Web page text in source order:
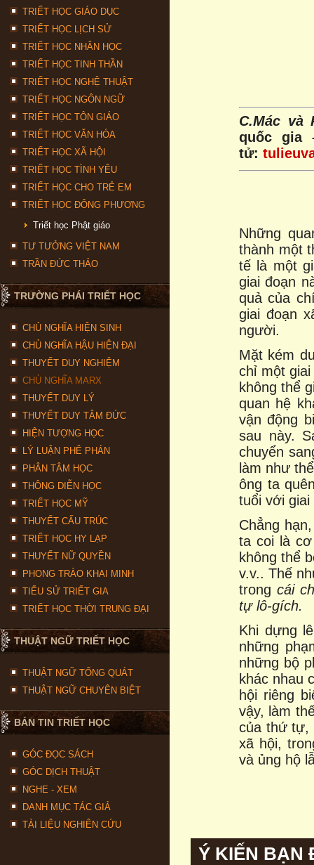
TRIẾT HỌC GIÁO DỤC
TRIẾT HỌC LỊCH SỬ
TRIẾT HỌC NHÂN HỌC
TRIẾT HỌC TINH THẦN
TRIẾT HỌC NGHỆ THUẬT
TRIẾT HỌC NGÔN NGỮ
TRIẾT HỌC TÔN GIÁO
TRIẾT HỌC VĂN HÓA
TRIẾT HỌC XÃ HỘI
TRIẾT HỌC TÌNH YÊU
TRIẾT HỌC CHO TRẺ EM
TRIẾT HỌC ĐÔNG PHƯƠNG
Triết học Phật giáo
TƯ TƯỞNG VIỆT NAM
TRẦN ĐỨC THẢO
TRƯỜNG PHÁI TRIẾT HỌC
CHỦ NGHĨA HIỆN SINH
CHỦ NGHĨA HẬU HIỆN ĐẠI
THUYẾT DUY NGHIỆM
CHỦ NGHĨA MARX
THUYẾT DUY LÝ
THUYẾT DUY TÂM ĐỨC
HIỆN TƯỢNG HỌC
LÝ LUẬN PHÊ PHÁN
PHÂN TÂM HỌC
THÔNG DIỄN HỌC
TRIẾT HỌC MỸ
THUYẾT CẤU TRÚC
TRIẾT HỌC HY LẠP
THUYẾT NỮ QUYỀN
PHONG TRÀO KHAI MINH
TIỂU SỬ TRIẾT GIA
TRIẾT HỌC THỜI TRUNG ĐẠI
THUẬT NGỮ TRIẾT HỌC
THUẬT NGỮ TỔNG QUÁT
THUẬT NGỮ CHUYÊN BIỆT
BẢN TIN TRIẾT HỌC
GÓC ĐỌC SÁCH
GÓC DỊCH THUẬT
NGHE - XEM
DANH MỤC TÁC GIẢ
TÀI LIỆU NGHIÊN CỨU
C.Mác và
quốc gia
tử:
Những
thành một
tế là một
giai đoạn
quả của
giai đoạn
người.
Mặt kém
chỉ một
không thể
quan hệ
vận động
sau này.
chuyển
làm như
ông ta
tuổi với
Chẳng
ta coi là
không thể
v.v.. Thế
trong cái
tự lô-gích.
Khi dựng
những
những bộ
khác nhau
hội riêng
vậy, làm
của thứ tự,
xã hội,
và ủng hộ
Ý KIẾN BẠN